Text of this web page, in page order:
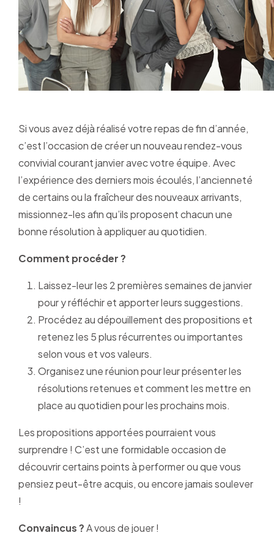
Si vous avez déjà réalisé votre repas de fin d’année,
c’est l’occasion de créer un nouveau rendez-vous
convivial courant janvier avec votre équipe. Avec
l’expérience des derniers mois écoulés, l’ancienneté
de certains ou la fraîcheur des nouveaux arrivants,
missionnez-les afin qu’ils proposent chacun une
bonne résolution à appliquer au quotidien.
Comment procéder ?
Laissez-leur les 2 premières semaines de janvier
pour y réfléchir et apporter leurs suggestions.
Procédez au dépouillement des propositions et
retenez les 5 plus récurrentes ou importantes
selon vous et vos valeurs.
Organisez une réunion pour leur présenter les
résolutions retenues et comment les mettre en
place au quotidien pour les prochains mois.
Les propositions apportées pourraient vous
surprendre ! C’est une formidable occasion de
découvrir certains points à performer ou que vous
pensiez peut-être acquis, ou encore jamais soulever
!
Convaincus ?A vous de jouer !